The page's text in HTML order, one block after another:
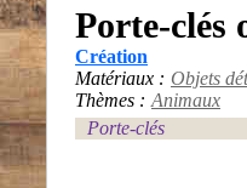
Porte-clés
Création
Matériaux : Objets
Thèmes : Animaux
Porte-clés